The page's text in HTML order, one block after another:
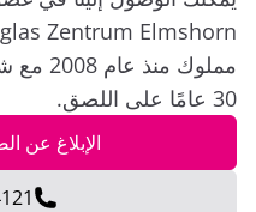
30 عامًا على اللصق.
الإبلاغ عن
622 40